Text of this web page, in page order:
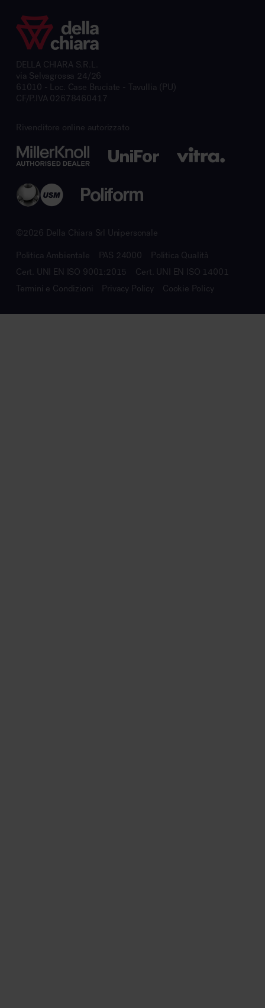
DELLA CHIARA S.R.L.
via Selvagrossa 24/26
61010 - Loc. Case Bruciate - Tavullia (PU)
CF/P.IVA 02678460417
Rivenditore online autorizzato
©2026 Della Chiara Srl Unipersonale
Politica Ambientale PAS 24000
Politica Qualità
Cert. UNI EN ISO 9001:2015
Cert. UNI EN ISO 14001
Termini e Condizioni
Privacy Policy Cookie Policy